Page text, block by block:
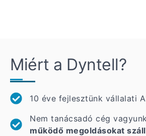
Miért a Dyntell?
10 éve fejlesztünk vállalati
Nem tanácsadó cég
működő megoldásokat